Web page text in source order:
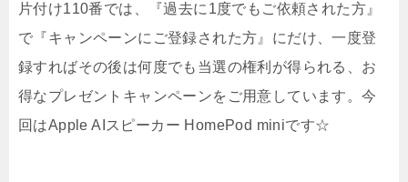
片付け110番では、『過去に1度でもご依頼された方』
で『キャンペーンにご登録された方』にだけ、一度登
録すればその後は何度でも当選の権利が得られる、お
得なプレゼントキャンペーンをご用意しています。今
回はApple AIスピーカー HomePod miniです☆